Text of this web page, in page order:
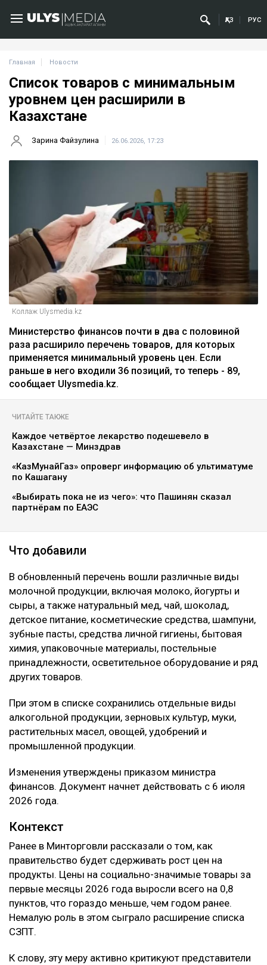
ҚАЗ РУС
Главная Новости
Список товаров с минимальным
уровнем цен расширили в
Казахстане
Зарина Файзулина 26.06.2026, 17:23
Коллаж Ulysmedia.kz
Министерство финансов почти в два с половиной
раза расширило перечень товаров, для которых
применяется минимальный уровень цен. Если
раньше в него входили 36 позиций, то теперь - 89,
сообщает Ulysmedia.kz.
ЧИТАЙТЕ ТАКЖЕ
Каждое четвёртое лекарство подешевело в
Казахстане — Минздрав
«КазМунайГаз» опроверг информацию об ультиматуме
по Кашагану
«Выбирать пока не из чего»: что Пашинян сказал
партнёрам по ЕАЭС
Что добавили
В обновленный перечень вошли различные виды
молочной продукции, включая молоко, йогурты и
сыры, а также натуральный мед, чай, шоколад,
детское питание, косметические средства, шампуни,
зубные пасты, средства личной гигиены, бытовая
химия, упаковочные материалы, постельные
принадлежности, осветительное оборудование и ряд
других товаров.
При этом в списке сохранились отдельные виды
алкогольной продукции, зерновых культур, муки,
растительных масел, овощей, удобрений и
промышленной продукции.
Изменения утверждены приказом министра
финансов. Документ начнет действовать с 6 июля
2026 года.
Контекст
Ранее в Минторговли рассказали о том, как
правительство будет сдерживать рост цен на
продукты. Цены на социально-значимые товары за
первые месяцы 2026 года выросли всего на 0,8
пунктов, что гораздо меньше, чем годом ранее.
Немалую роль в этом сыграло расширение списка
СЗПТ.
К слову, эту меру активно критикуют представители